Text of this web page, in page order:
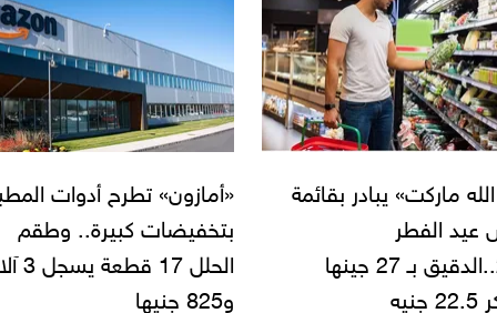
تطرح أدوات المطبخ
كبيرة.. وطقم
الحلل 17 قطعة يسجل 3 آلاف
«كارفور» يطرح عروضا
في أسعار السمن والزيت..
العبوة بـ 42 جنيها